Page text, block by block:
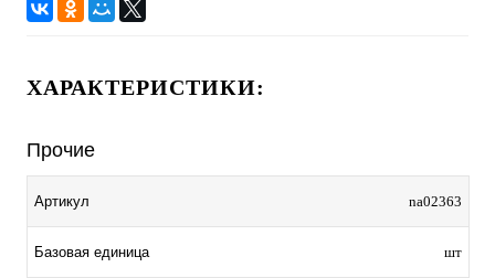
ХАРАКТЕРИСТИКИ:
Прочие
Артикул na02363
Базовая единица шт